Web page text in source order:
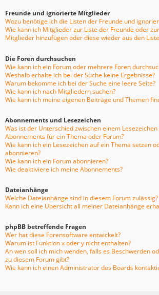
Freunde und ignorierte Mitglieder
Wozu benötige ich die Listen der Freunde und
Wie kann ich Mitglieder zur Liste der Freunde oder
Mitglieder hinzufügen oder diese wieder aus den
Die Foren durchsuchen
Wie kann ich ein Forum oder mehrere Foren
Weshalb erhalte ich bei der Suche keine Ergebnisse?
Warum bekomme ich bei der Suche eine leere Seite?
Wie kann ich nach Mitgliedern suchen?
Wie kann ich meine eigenen Beiträge und Themen
Abonnements und Lesezeichen
Was ist der Unterschied zwischen einem
Abonnements für ein Thema oder Forum?
Wie kann ich ein Lesezeichen auf ein Thema setzen
abonnieren?
Wie kann ich ein Forum abonnieren?
Wie deaktiviere ich meine Abonnements?
Dateianhänge
Welche Dateianhänge sind in diesem Forum zulässig?
Kann ich eine Übersicht all meiner Dateianhänge
phpBB betreffende Fragen
Wer hat diese Forensoftware entwickelt?
Warum ist Funktion x oder y nicht enthalten?
An wen soll ich mich wenden, falls es Beschwerden
zu diesem Forum gibt?
Wie kann ich einen Administrator des Boards